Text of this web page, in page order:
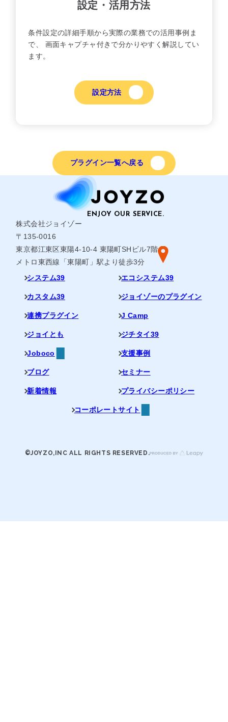
設定・活用方法
条件設定の詳細手順から実際の業務での活用事例ま
で、 画面キャプチャ付きで分かりやすく解説してい
ます。
設定方法
プラグイン一覧へ戻る
株式会社ジョイゾー
〒135-0016
東京都江東区東陽4-10-4 東陽町SHビル7階
メトロ東西線「東陽町」駅より徒歩3分
システム39
エコシステム39
カスタム39 ジョイゾーのプラグイン
連携プラグイン J Camp
ジョイとも ジチタイ39
Joboco 支援事例
ブログ セミナー
新着情報 プライバシーポリシー
コーポレートサイト
©JOYZO,INC ALL RIGHTS RESERVED.